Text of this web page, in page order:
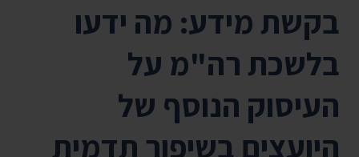
בקשת מידע: מה ידעו
בלשכת רה"מ על
העיסוק הנוסף של
היועצים בשיפור תדמית